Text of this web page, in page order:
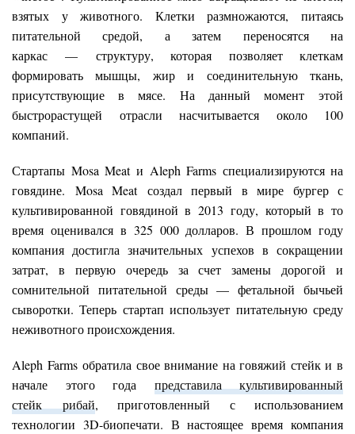
взятых у животного. Клетки размножаются, питаясь
питательной средой, а затем переносятся на
каркас — структуру, которая позволяет клеткам
формировать мышцы, жир и соединительную ткань,
присутствующие в мясе. На данный момент этой
быстрорастущей отрасли насчитывается около 100
компаний.
Стартапы Mosa Meat и Aleph Farms специализируются на
говядине. Mosa Meat создал первый в мире бургер с
культивированной говядиной в 2013 году, который в то
время оценивался в 325 000 долларов. В прошлом году
компания достигла значительных успехов в сокращении
затрат, в первую очередь за счет замены дорогой и
сомнительной питательной среды — фетальной бычьей
сыворотки. Теперь стартап использует питательную среду
неживотного происхождения.
Aleph Farms обратила свое внимание на говяжий стейк и в
начале этого года представила культивированный
стейк рибай, приготовленный с использованием
технологии 3D-биопечати. В настоящее время компания